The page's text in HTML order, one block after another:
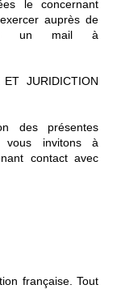
le concernant
auprès de
un mail à
JURIDICTION
des présentes
vous invitons à
contact avec
française. Tout